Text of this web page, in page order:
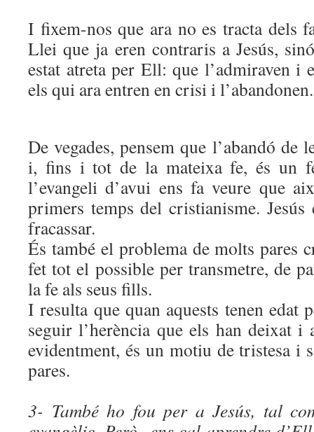
I fixem-nos que ara no es tracta dels
Llei que ja eren contraris a Jesús,
estat atreta per Ell: que l’admiraven i
els qui ara entren en crisi i l’abandonen.
De vegades, pensem que l’abandó de
i, fins i tot de la mateixa fe, és un
l’evangeli d’avui ens fa veure que
primers temps del cristianisme.
fracassar.
És també el problema de molts pares
fet tot el possible per transmetre, de
la fe als seus fills.
I resulta que quan aquests tenen edat
seguir l’herència que els han deixat i
evidentment, és un motiu de tristesa i
pares.
3- També ho fou per a Jesús, tal